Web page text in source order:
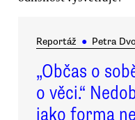
Reportáž ● Petra
„Občas o
o věci.“
jako forma